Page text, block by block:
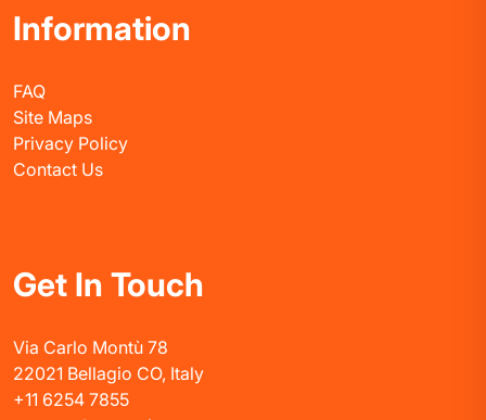
Information
FAQ
Site Maps
Privacy Policy
Contact Us
Get In Touch
Via Carlo Montù 78
22021 Bellagio CO, Italy
+11 6254 7855